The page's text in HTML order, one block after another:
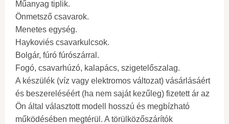
Műanyag tiplik.
Önmetsző csavarok.
Menetes egység.
Haykoviés csavarkulcsok.
Bolgár, fúró fúrószárral.
Fogó, csavarhúzó, kalapács, szigetelőszalag.
A készülék (víz vagy elektromos változat) vásárlásáért
és beszereléséért (ha nem saját kezűleg) fizetett ár az
Ön által választott modell hosszú és megbízható
működésében megtérül. A törülközőszárítók